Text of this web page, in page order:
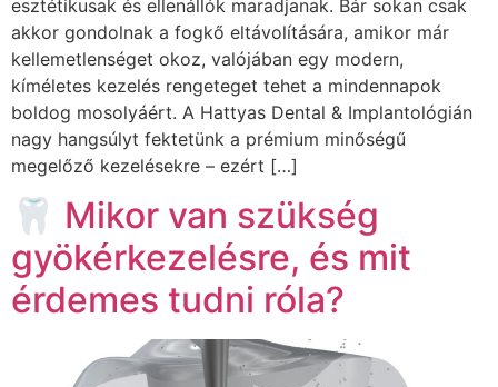
esztétikusak és ellenállók maradjanak. Bár sokan csak
akkor gondolnak a fogkő eltávolítására, amikor már
kellemetlenséget okoz, valójában egy modern,
kíméletes kezelés rengeteget tehet a mindennapok
boldog mosolyáért. A Hattyas Dental & Implantológián
nagy hangsúlyt fektetünk a prémium minőségű
megelőző kezelésekre – ezért […]
🦷 Mikor van szükség
gyökérkezelésre, és mit
érdemes tudni róla?